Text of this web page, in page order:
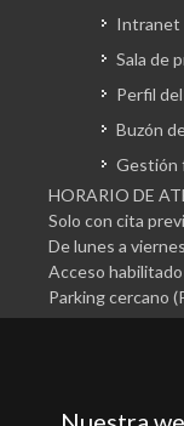
Intranet
Sala de
Perfil
Buzón
Gestión
HORARIO DE
Solo con cita
De lunes a
Acceso
Parking cercano